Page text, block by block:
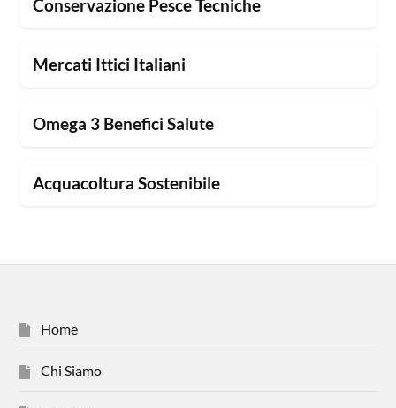
Conservazione Pesce Tecniche
Mercati Ittici Italiani
Omega 3 Benefici Salute
Acquacoltura Sostenibile
Home
Chi Siamo